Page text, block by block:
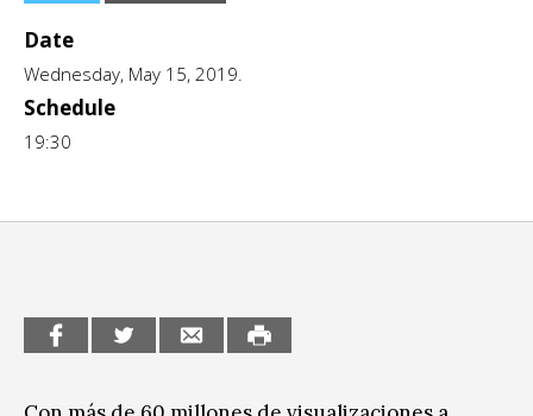
CCE en el interior/libros
Espacio itinerante de lectura infantil
Exposiciones
Formación
Género y Diversidad
Música
Date
Wednesday, May 15, 2019.
Schedule
19:30